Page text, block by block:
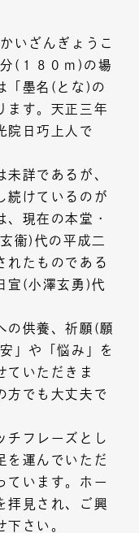
いざんぎょうこ
(１８０ｍ)の場
「墨名(とな)の
ます。天正三年
院日巧上人で
詳であるが、
続けているのが
現在の本堂・
衞)代の平成二
れたものである
宣(小澤玄勇)代
の供養、祈願(願
」や「悩み」を
ていただきま
方でも大丈夫で
フレーズとし
を運んでいただ
ています。ホー
拝見され、ご興
下さい。